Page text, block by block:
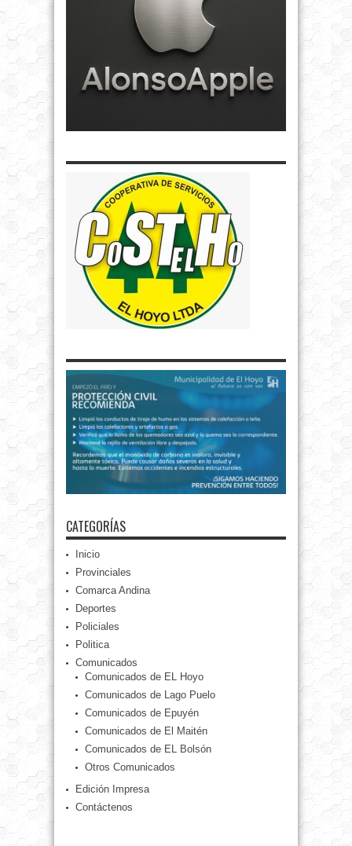
CATEGORÍAS
Inicio
Provinciales
Comarca Andina
Deportes
Policiales
Politica
Comunicados
Comunicados de EL Hoyo
Comunicados de Lago Puelo
Comunicados de Epuyén
Comunicados de El Maitén
Comunicados de EL Bolsón
Otros Comunicados
Edición Impresa
Contáctenos